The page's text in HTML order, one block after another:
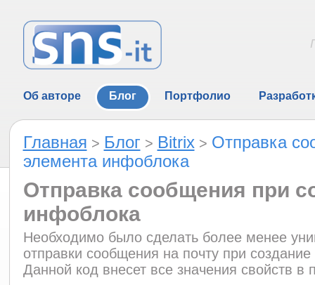
Об авторе Блог Портфолио
Главная > Блог > Bitrix> Отправка
элемента инфоблока
Отправка сообщения при
инфоблока
Необходимо было сделать более менее
отправки сообщения на почту при
Данной код внесет все значения свойств в